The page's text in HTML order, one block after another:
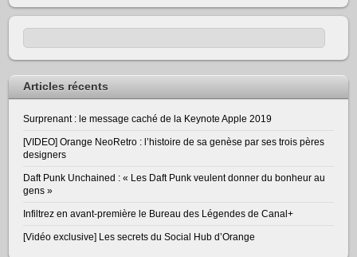
Articles récents
Surprenant : le message caché de la Keynote Apple 2019
[VIDEO] Orange NeoRetro : l’histoire de sa genèse par ses trois pères
designers
Daft Punk Unchained : « Les Daft Punk veulent donner du bonheur au
gens »
Infiltrez en avant-première le Bureau des Légendes de Canal+
[Vidéo exclusive] Les secrets du Social Hub d’Orange